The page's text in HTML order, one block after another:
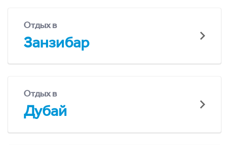
Отдых в
Занзибар
Отдых в
Дубай